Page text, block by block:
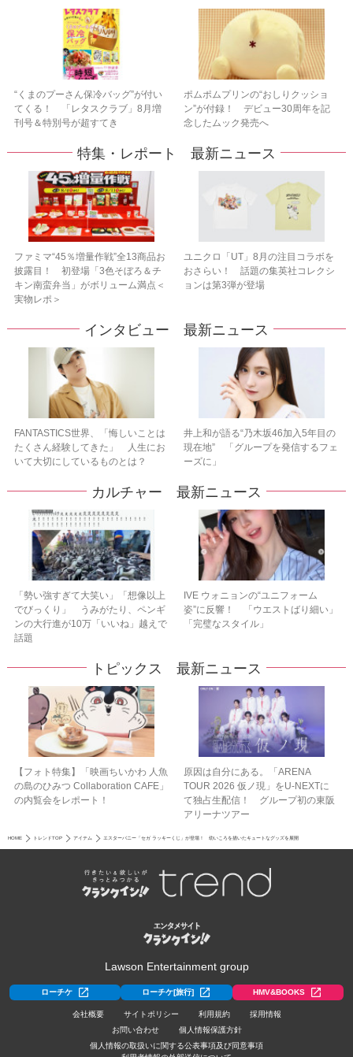
“くまのプーさん保冷バッグ”が付い
てくる！ 「レタスクラブ」8月増
刊号＆特別号が超すてき
ポムポムプリンの“おしりクッショ
ン”が付録！ デビュー30周年を記
念したムック発売へ
特集・レポート 最新ニュース
ファミマ“45％増量作戦”全13商品お
披露目！ 初登場「3色そぼろ＆チ
キン南蛮弁当」がボリューム満点＜
実物レポ＞
ユニクロ「UT」8月の注目コラボを
おさらい！ 話題の集英社コレクシ
ョンは第3弾が登場
インタビュー 最新ニュース
FANTASTICS世界、「悔しいことは
たくさん経験してきた」 人生にお
いて大切にしているものとは？
井上和が語る“乃木坂46加入5年目の
現在地” 「グループを発信するフェ
ーズに」
カルチャー 最新ニュース
「勢い強すぎて大笑い」「想像以上
でびっくり」 うみがたり、ペンギ
ンの大行進が10万「いいね」越えで
話題
IVE ウォニョンの“ユニフォーム
姿”に反響！ 「ウエストばり細い」
「完璧なスタイル」
トピックス 最新ニュース
【フォト特集】「映画ちいかわ 人魚
の島のひみつ Collaboration CAFE」
の内覧会をレポート！
原因は自分にある。「ARENA
TOUR 2026 仮ノ現」をU-NEXTに
て独占生配信！ グループ初の東阪
アリーナツアー
HOME トレンドTOP アイテム エスターバニー「セガ ラッキーくじ」が登場！ 幼いころを描いたキュートなグッズを展開
Lawson Entertainment group
ローチケ ローチケ[旅行] HMV&BOOKS
会社概要 サイトポリシー 利用規約
採用情報
お問い合わせ
個人情報保護方針
個人情報の取扱いに関する公表事項及び同意事項